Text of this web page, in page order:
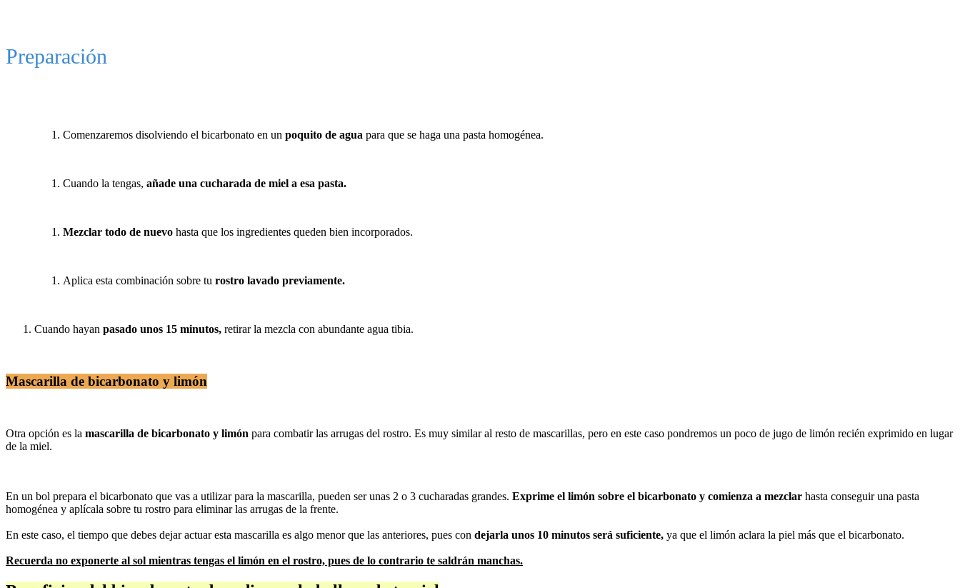
Preparación
Comenzaremos disolviendo el bicarbonato en un poquito de agua para que se haga una pasta homogénea.
Cuando la tengas, añade una cucharada de miel a esa pasta.
Mezclar todo de nuevo hasta que los ingredientes queden bien incorporados.
Aplica esta combinación sobre tu rostro lavado previamente.
Cuando hayan pasado unos 15 minutos, retirar la mezcla con abundante agua tibia.
Mascarilla de bicarbonato y limón
Otra opción es la mascarilla de bicarbonato y limón para combatir las arrugas del rostro. Es muy similar al resto de mascarillas, pero en este caso pondremos un poco de jugo de limón recién exprimido en lugar
de la miel.
En un bol prepara el bicarbonato que vas a utilizar para la mascarilla, pueden ser unas 2 o 3 cucharadas grandes. Exprime el limón sobre el bicarbonato y comienza a mezclar hasta conseguir una pasta
homogénea y aplícala sobre tu rostro para eliminar las arrugas de la frente.
En este caso, el tiempo que debes dejar actuar esta mascarilla es algo menor que las anteriores, pues con dejarla unos 10 minutos será suficiente, ya que el limón aclara la piel más que el bicarbonato.
Recuerda no exponerte al sol mientras tengas el limón en el rostro, pues de lo contrario te saldrán manchas.